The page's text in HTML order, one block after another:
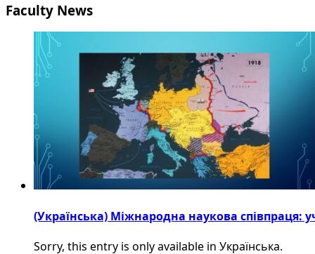
Faculty News
(Українська) Міжнародна наукова співпраця:
Sorry, this entry is only available in Українська.